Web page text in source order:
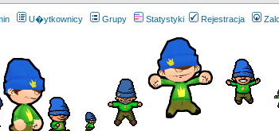
U�ytkownicy Grupy Statystyki Rejestracja